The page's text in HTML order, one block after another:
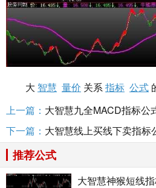
大 智慧 量价 关系指标 公式
上一篇： 大智慧九全MACD指标公
下一篇： 大智慧线上买线下卖指标
推荐公式
大智慧神猴短线